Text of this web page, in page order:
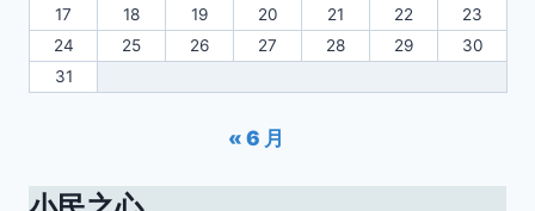
17
18 19 20 21 22
23
24
25 26 27 28 29
30
31
« 6 月